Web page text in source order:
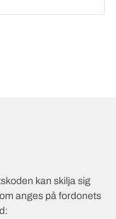
kan skilja sig
anges på fordonets